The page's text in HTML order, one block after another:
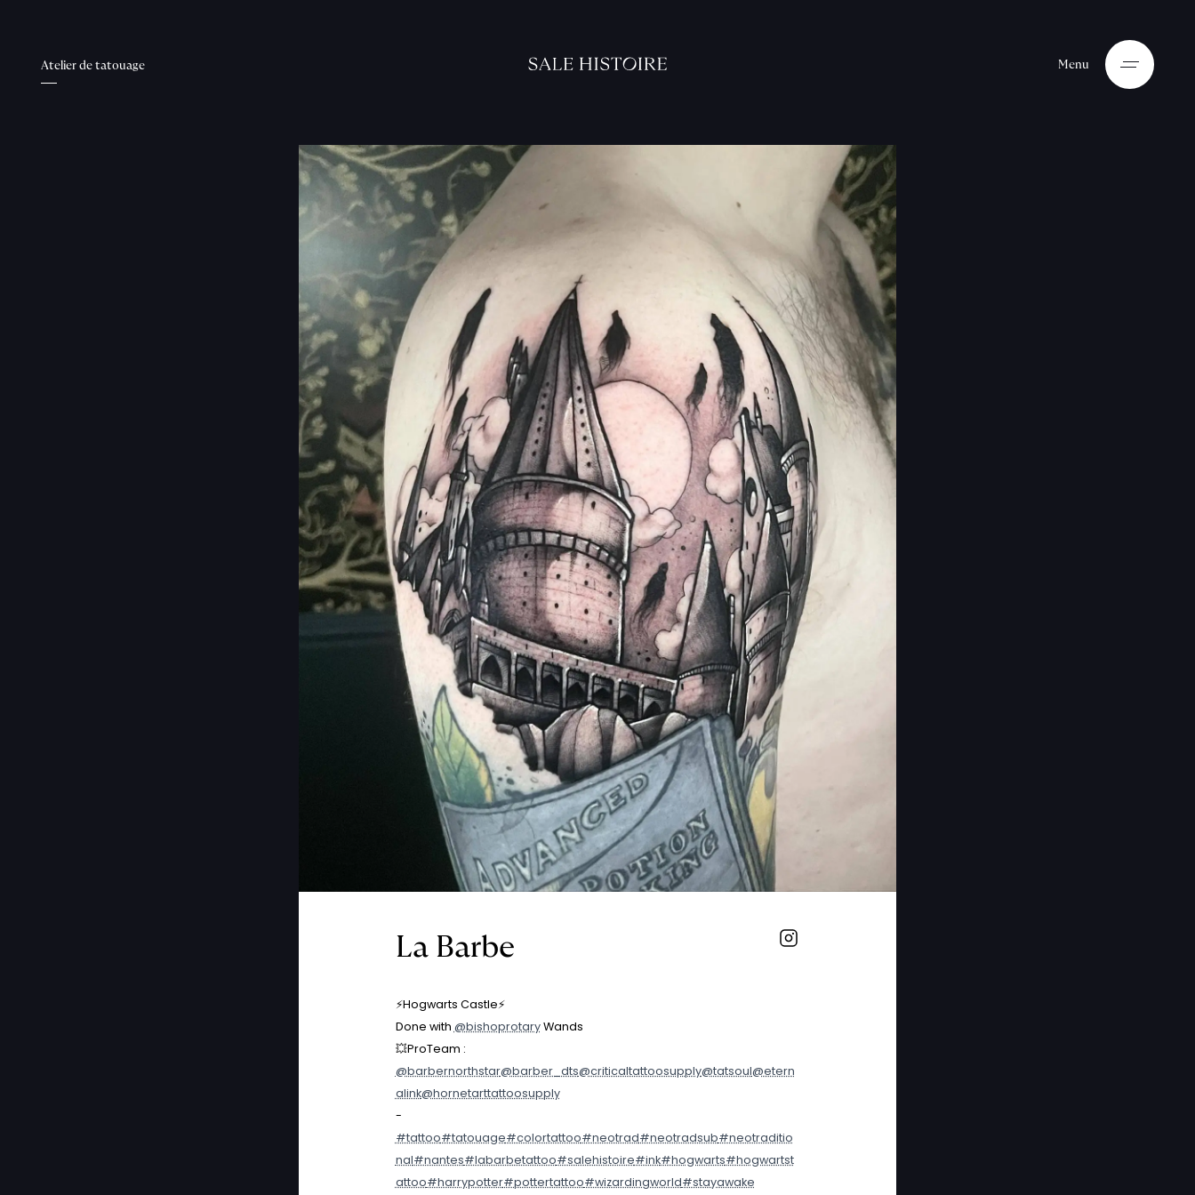
Atelier de tatouage Menu
La Barbe
⚡️Hogwarts Castle⚡️
Done with@bishoprotaryWands
💥ProTeam :
@barbernorthstar@barber_dts@criticaltattoosupply@tatsoul@etern
alink@hornetarttattoosupply
-
#tattoo#tatouage#colortattoo#neotrad#neotradsub#neotraditio
nal#nantes#labarbetattoo#salehistoire#ink#hogwarts#hogwartst
attoo#harrypotter#pottertattoo#wizardingworld#stayawake